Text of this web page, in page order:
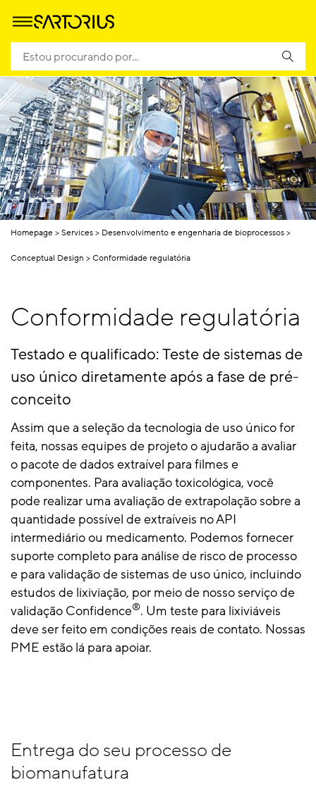
Homepage Services Desenvolvimento e engenharia de bioprocessos
Conceptual Design Conformidade regulatória
Conformidade regulatória
Testado e qualificado: Teste de sistemas de
uso único diretamente após a fase de pré-
conceito
Assim que a seleção da tecnologia de uso único for
feita, nossas equipes de projeto o ajudarão a avaliar
o pacote de dados extraível para filmes e
componentes. Para avaliação toxicológica, você
pode realizar uma avaliação de extrapolação sobre a
quantidade possível de extraíveis no API
intermediário ou medicamento. Podemos fornecer
suporte completo para análise de risco de processo
e para validação de sistemas de uso único, incluindo
estudos de lixiviação, por meio de nosso serviço de
validação Confidence®. Um teste para lixiviáveis
deve ser feito em condições reais de contato. Nossas
PME estão lá para apoiar.
Entrega do seu processo de
biomanufatura